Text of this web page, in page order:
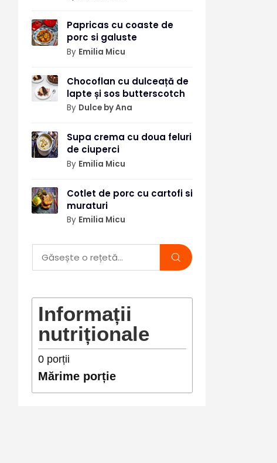
Papricas cu coaste de
porc si galuste
By Emilia Micu
Chocoflan cu dulceață de
lapte și sos butterscotch
By Dulce by Ana
Supa crema cu doua feluri
de ciuperci
By Emilia Micu
Cotlet de porc cu cartofi si
muraturi
By Emilia Micu
Informații
nutriționale
0porții
Mărime porție